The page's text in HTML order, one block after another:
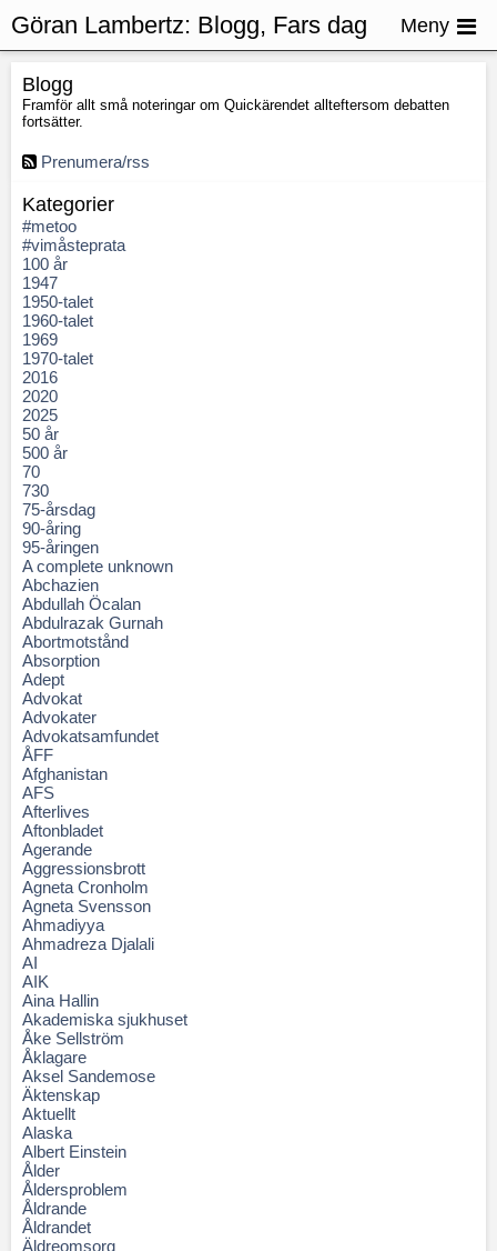
Blogg
Framför allt små noteringar om Quickärendet allteftersom debatten
fortsätter.
Prenumera/rss
Kategorier
#metoo
#vimåsteprata
100 år
1947
1950-talet
1960-talet
1969
1970-talet
2016
2020
2025
50 år
500 år
70
730
75-årsdag
90-åring
95-åringen
A complete unknown
Abchazien
Abdullah Öcalan
Abdulrazak Gurnah
Abortmotstånd
Absorption
Adept
Advokat
Advokater
Advokatsamfundet
ÅFF
Afghanistan
AFS
Afterlives
Aftonbladet
Agerande
Aggressionsbrott
Agneta Cronholm
Agneta Svensson
Ahmadiyya
Ahmadreza Djalali
AI
AIK
Aina Hallin
Akademiska sjukhuset
Åke Sellström
Åklagare
Aksel Sandemose
Äktenskap
Aktuellt
Alaska
Albert Einstein
Ålder
Åldersproblem
Åldrande
Åldrandet
Äldreomsorg
Göran Lambertz: Blogg, Fars dag Meny